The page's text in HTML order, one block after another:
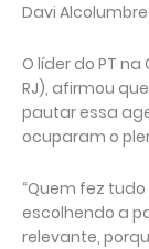
Davi
O líder do PT
RJ), afirmou
pautar essa
ocuparam o
“Quem fez
escolhendo a
relevante,